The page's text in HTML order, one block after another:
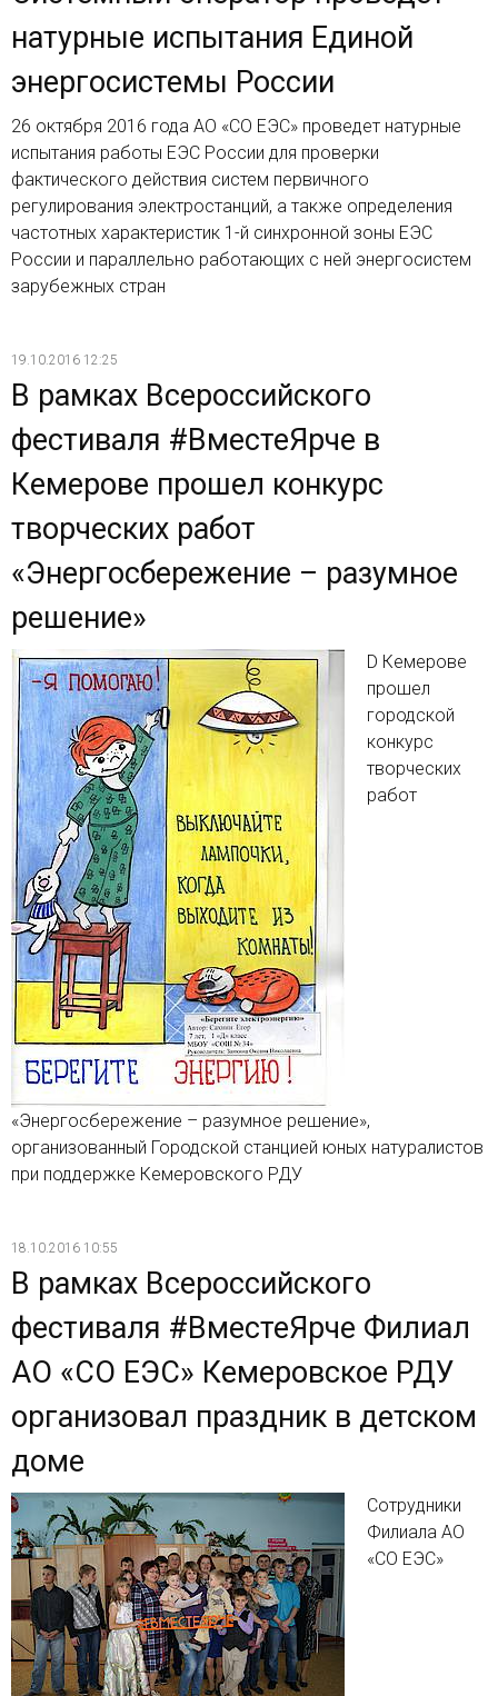
натурные испытания Единой
энергосистемы России
26 октября 2016 года АО «СО ЕЭС» проведет натурные
испытания работы ЕЭС России для проверки
фактического действия систем первичного
регулирования электростанций, а также определения
частотных характеристик 1-й синхронной зоны ЕЭС
России и параллельно работающих с ней энергосистем
зарубежных стран
19.10.2016 12:25
В рамках Всероссийского
фестиваля #ВместеЯрче в
Кемерове прошел конкурс
творческих работ
«Энергосбережение – разумное
решение»
D Кемерове
прошел
городской
конкурс
творческих
работ
«Энергосбережение – разумное решение»,
организованный Городской станцией юных натуралистов
при поддержке Кемеровского РДУ
18.10.2016 10:55
В рамках Всероссийского
фестиваля #ВместеЯрче Филиал
АО «СО ЕЭС» Кемеровское РДУ
организовал праздник в детском
доме
Сотрудники
Филиала АО
«СО ЕЭС»